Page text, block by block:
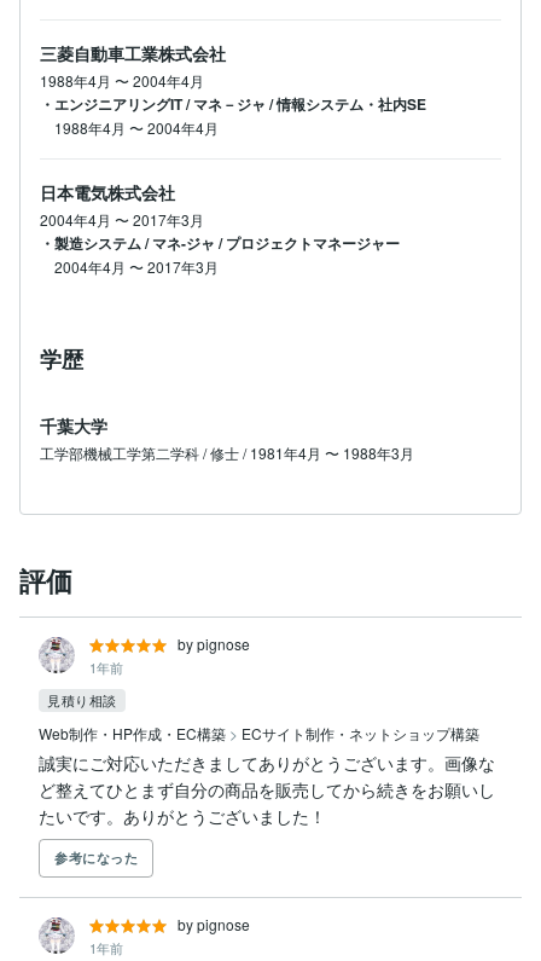
三菱自動車工業株式会社
1988年4月 〜2004年4月
・エンジニアリングIT / マネ－ジャ / 情報システム・社内SE
1988年4月 〜2004年4月
日本電気株式会社
2004年4月 〜2017年3月
・製造システム / マネ-ジャ / プロジェクトマネージャー
2004年4月 〜2017年3月
学歴
千葉大学
工学部機械工学第二学科 / 修士 / 1981年4月 〜 1988年3月
評価
by pignose
1年前
見積り相談
Web制作・HP作成・EC構築 > ECサイト制作・ネットショップ構築
誠実にご対応いただきましてありがとうございます。画像な
ど整えてひとまず自分の商品を販売してから続きをお願いし
たいです。ありがとうございました！
参考になった
by pignose
1年前